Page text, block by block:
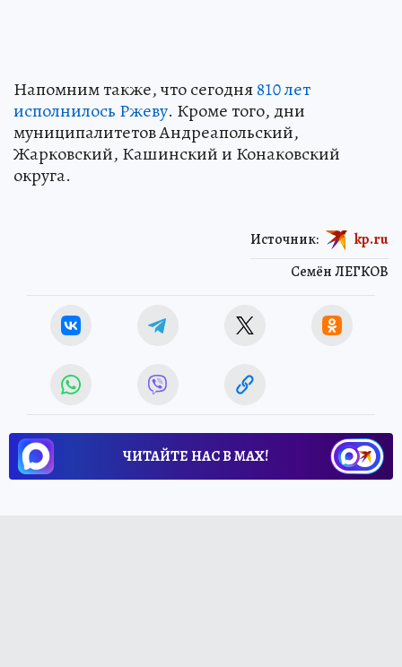
Напомним также, что сегодня810 лет
исполнилось Ржеву. Кроме того, дни
муниципалитетов Андреапольский,
Жарковский, Кашинский и Конаковский
округа.
Семён ЛЕГКОВ
Источник: kp.ru
ЧИТАЙТЕ НАС В МАХ!